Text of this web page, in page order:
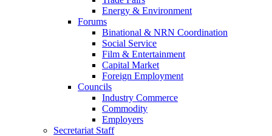
Energy & Environment
Forums
Binational & NRN Coordination
Social Service
Film & Entertainment
Capital Market
Foreign Employment
Councils
Industry Commerce
Commodity
Employers
Secretariat Staff